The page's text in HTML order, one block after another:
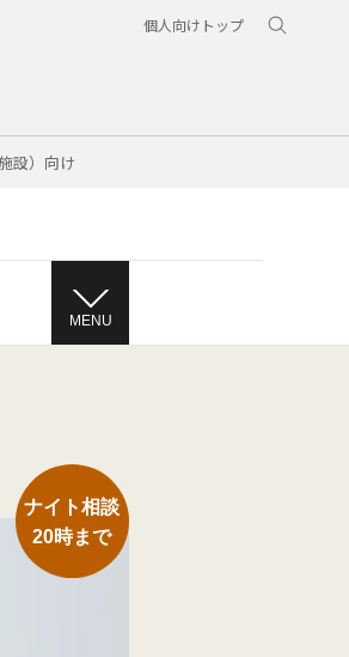
個人向けトップ
設）向け
MENU
ナイト相談
20時まで